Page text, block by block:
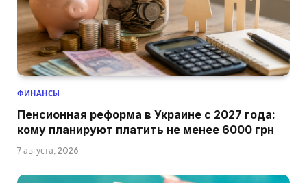
ФИНАНСЫ
Пенсионная реформа в Украине с 2027 года:
кому планируют платить не менее 6000 грн
7 августа, 2026